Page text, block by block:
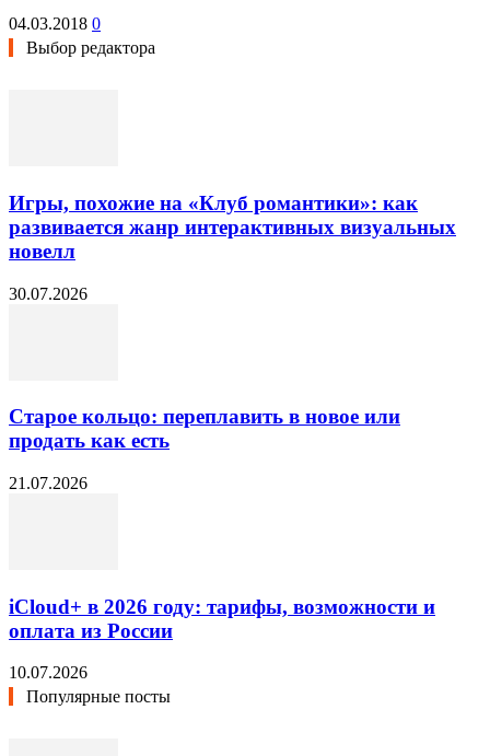
04.03.2018 0
Выбор редактора
Игры, похожие на «Клуб романтики»: как
развивается жанр интерактивных визуальных
новелл
30.07.2026
Старое кольцо: переплавить в новое или
продать как есть
21.07.2026
iCloud+ в 2026 году: тарифы, возможности и
оплата из России
10.07.2026
Популярные посты